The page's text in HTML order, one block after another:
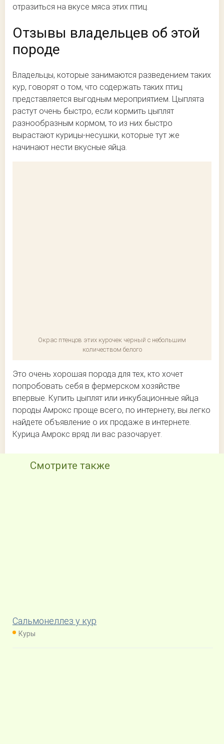
отразиться на вкусе мяса этих птиц.
Отзывы владельцев об этой
породе
Владельцы, которые занимаются разведением таких
кур, говорят о том, что содержать таких птиц
представляется выгодным мероприятием. Цыплята
растут очень быстро, если кормить цыплят
разнообразным кормом, то из них быстро
вырастают курицы-несушки, которые тут же
начинают нести вкусные яйца.
Окрас птенцов этих курочек черный с небольшим
количеством белого
Это очень хорошая порода для тех, кто хочет
попробовать себя в фермерском хозяйстве
впервые. Купить цыплят или инкубационные яйца
породы Амрокс проще всего, по интернету, вы легко
найдете объявление о их продаже в интернете.
Курица Амрокс вряд ли вас разочарует.
Смотрите также
Сальмонеллез у кур
Куры